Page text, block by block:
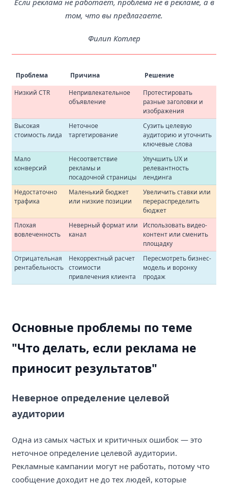
том, что вы предлагаете.
Филип Котлер
Проблема Причина
Решение
Низкий CTR
Непривлекательное
объявление
Протестировать
разные заголовки и
изображения
Высокая
стоимость лида
Неточное
таргетирование
Сузить целевую
аудиторию и уточнить
ключевые слова
Мало
конверсий
Несоответствие
рекламы и
посадочной страницы
Улучшить UX и
релевантность
лендинга
Недостаточно
трафика
Маленький бюджет
или низкие позиции
Увеличить ставки или
перераспределить
бюджет
Плохая
вовлеченность
Неверный формат или
канал
Использовать видео-
контент или сменить
площадку
Отрицательная
рентабельность
Некорректный расчет
стоимости
привлечения клиента
Пересмотреть бизнес-
модель и воронку
продаж
Основные проблемы по теме
"Что делать, если реклама не
приносит результатов"
Неверное определение целевой
аудитории
Одна из самых частых и критичных ошибок — это
неточное определение целевой аудитории.
Рекламные кампании могут не работать, потому что
сообщение доходит не до тех людей, которые